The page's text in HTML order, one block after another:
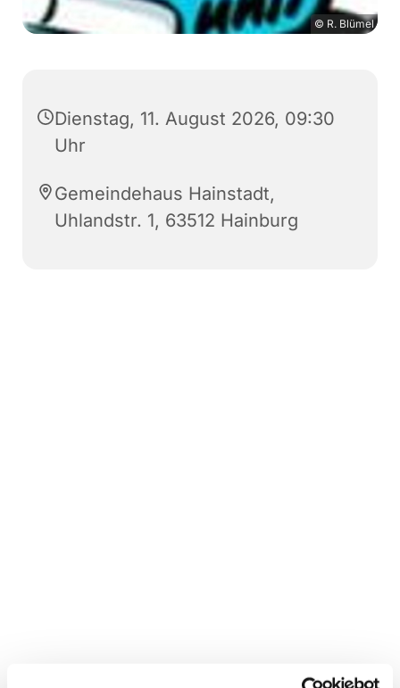
© R. Blümel
Dienstag, 11. August 2026, 09:30
Uhr
Gemeindehaus Hainstadt,
Uhlandstr. 1, 63512 Hainburg
Dies könnte Sie auch